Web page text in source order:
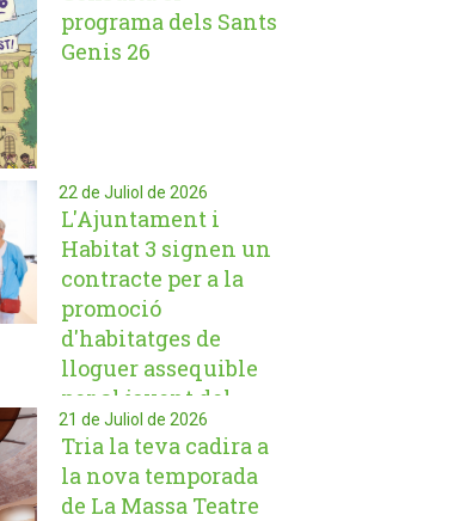
programa dels Sants
Genis 26
22 de Juliol de 2026
L'Ajuntament i
Habitat 3 signen un
contracte per a la
promoció
d'habitatges de
lloguer assequible
per al jovent del
municipi
21 de Juliol de 2026
Tria la teva cadira a
la nova temporada
de La Massa Teatre